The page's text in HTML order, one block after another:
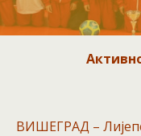
ВИШЕГРАД –